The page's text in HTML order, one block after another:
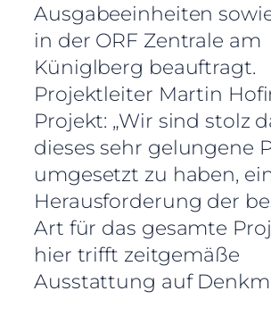
Ausgabeeinheiten
in der ORF Zentrale am
Küniglberg beauftragt.
Projektleiter Martin
Projekt: „Wir sind stolz
dieses sehr gelungene
umgesetzt zu haben,
Herausforderung der
Art für das gesamte
hier trifft zeitgemäße
Ausstattung auf